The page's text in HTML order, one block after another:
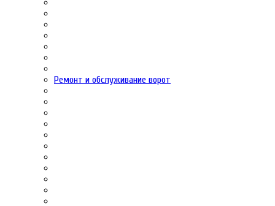
Ремонт и обслуживание ворот